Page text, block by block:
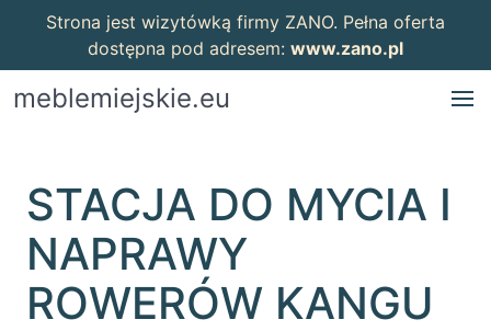
Strona jest wizytówką firmy ZANO. Pełna oferta
dostępna pod adresem: www.zano.pl
meblemiejskie.eu
STACJA DO MYCIA I
NAPRAWY
ROWERÓW KANGU